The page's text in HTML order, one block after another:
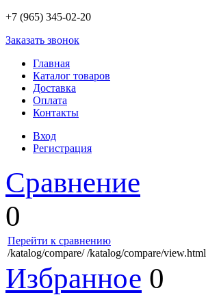
+7 (965) 345-02-20
Заказать звонок
Главная
Каталог товаров
Доставка
Оплата
Контакты
Вход
Регистрация
Сравнение
0
Перейти к сравнению
/katalog/compare/ /katalog/compare/view.html
Избранное 0